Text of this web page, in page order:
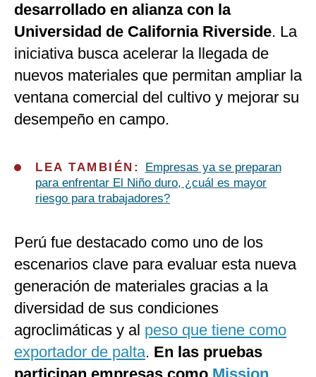
desarrollado en alianza con la
Universidad de California Riverside. La
iniciativa busca acelerar la llegada de
nuevos materiales que permitan ampliar la
ventana comercial del cultivo y mejorar su
desempeño en campo.
LEA TAMBIÉN:
Empresas ya se preparan
para enfrentar El Niño duro, ¿cuál es mayor
riesgo para trabajadores?
Perú fue destacado como uno de los
escenarios clave para evaluar esta nueva
generación de materiales gracias a la
diversidad de sus condiciones
agroclimáticas y al peso que tiene como
exportador de palta. En las pruebas